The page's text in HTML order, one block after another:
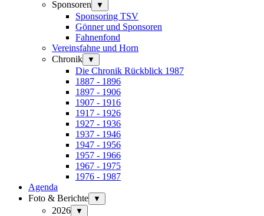
Sponsoren
▼
Sponsoring TSV
Gönner und Sponsoren
Fahnenfond
Vereinsfahne und Horn
Chronik
▼
Die Chronik Rückblick 1987
1887 - 1896
1897 - 1906
1907 - 1916
1917 - 1926
1927 - 1936
1937 - 1946
1947 - 1956
1957 - 1966
1967 - 1975
1976 - 1987
Agenda
Foto & Berichte
▼
2026 ▼